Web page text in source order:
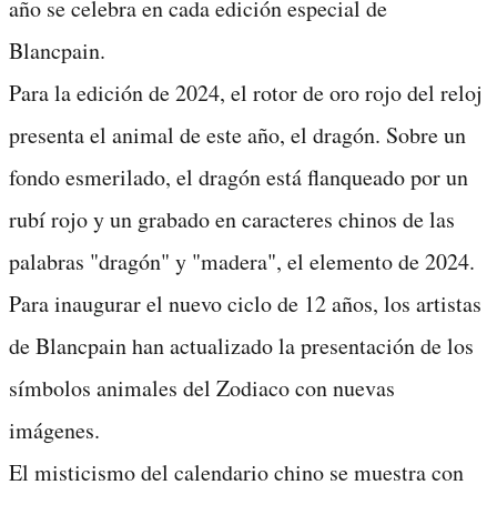
año se celebra en cada edición especial de
Blancpain.
Para la edición de 2024, el rotor de oro rojo del reloj
presenta el animal de este año, el dragón. Sobre un
fondo esmerilado, el dragón está flanqueado por un
rubí rojo y un grabado en caracteres chinos de las
palabras "dragón" y "madera", el elemento de 2024.
Para inaugurar el nuevo ciclo de 12 años, los artistas
de Blancpain han actualizado la presentación de los
símbolos animales del Zodiaco con nuevas
imágenes.
El misticismo del calendario chino se muestra con